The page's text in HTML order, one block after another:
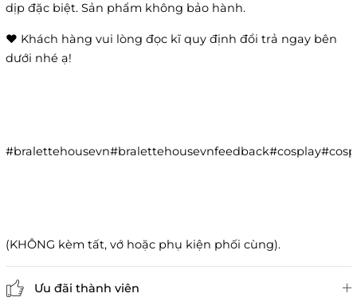
dịp đặc biệt. Sản phẩm không bảo hành.
❤️ Khách hàng vui lòng đọc kĩ quy định đổi trả ngay bên
dưới nhé ạ!
(KHÔNG kèm tất, vớ hoặc phụ kiện phối cùng).
Ưu đãi thành viên